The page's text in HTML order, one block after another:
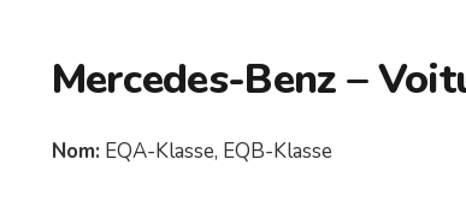
Mercedes-Benz –
Nom: EQA-Klasse, EQB-Klasse